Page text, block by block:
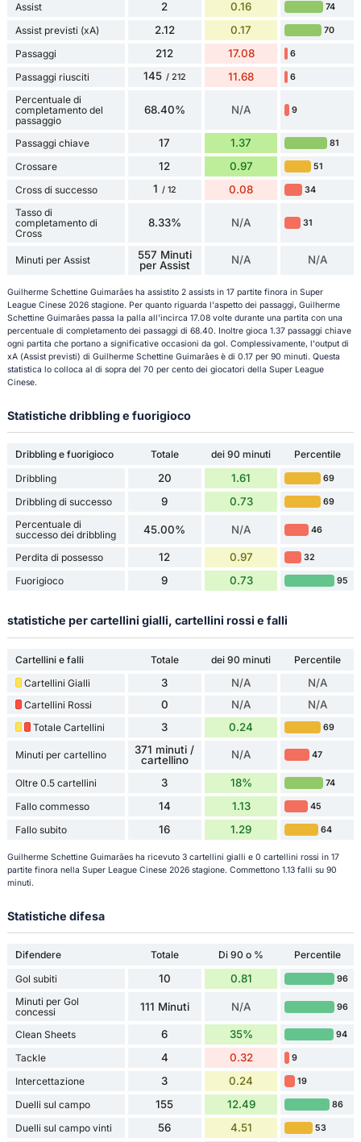
Assist 2 0.16 74
Assist previsti (xA) 2.12 0.17 70
Passaggi 212 17.08 6
Passaggi riusciti 145 / 212 11.68 6
Percentuale di
completamento del
passaggio
68.40% N/A 9
Passaggi chiave 17 1.37 81
Crossare 12 0.97 51
Cross di successo 1 / 12 0.08 34
Tasso di
completamento di
Cross
8.33% N/A 31
Minuti per Assist
557 Minuti
per Assist
N/A N/A
Guilherme Schettine Guimarães ha assistito 2 assists in 17 partite finora in Super
League Cinese 2026 stagione. Per quanto riguarda l'aspetto dei passaggi, Guilherme
Schettine Guimarães passa la palla all'incirca 17.08 volte durante una partita con una
percentuale di completamento dei passaggi di 68.40. Inoltre gioca 1.37 passaggi chiave
ogni partita che portano a significative occasioni da gol. Complessivamente, l'output di
xA (Assist previsti) di Guilherme Schettine Guimarães è di 0.17 per 90 minuti. Questa
statistica lo colloca al di sopra del 70 per cento dei giocatori della Super League
Cinese.
Statistiche dribbling e fuorigioco
Dribbling e fuorigioco Totale dei 90 minuti
Percentile
Dribbling
20 1.61 69
Dribbling di successo 9 0.73 69
Percentuale di
successo dei dribbling
45.00% N/A 46
Perdita di possesso 12 0.97 32
Fuorigioco 9 0.73 95
statistiche per cartellini gialli, cartellini rossi e falli
Cartellini e falli Totale dei 90 minuti
Percentile
Cartellini Gialli
3 N/A N/A
Cartellini Rossi 0 N/A N/A
Totale Cartellini 3 0.24 69
Minuti per cartellino
371 minuti /
cartellino
N/A 47
Oltre 0.5 cartellini 3 18% 74
Fallo commesso 14 1.13 45
Fallo subito 16 1.29 64
Guilherme Schettine Guimarães ha ricevuto 3 cartellini gialli e 0 cartellini rossi in 17
partite finora nella Super League Cinese 2026 stagione. Commettono 1.13 falli su 90
minuti.
Statistiche difesa
Difendere Totale Di 90 o %
Percentile
Gol subiti
10 0.81 96
Minuti per Gol
concessi
111 Minuti N/A 96
Clean Sheets 6 35% 94
Tackle 4 0.32 9
Intercettazione 3 0.24 19
Duelli sul campo 155 12.49 86
Duelli sul campo vinti 56 4.51 53